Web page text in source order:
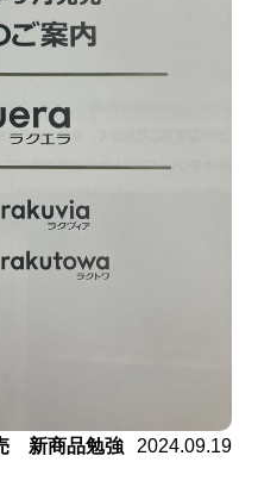
新商品勉強
2024.09.19